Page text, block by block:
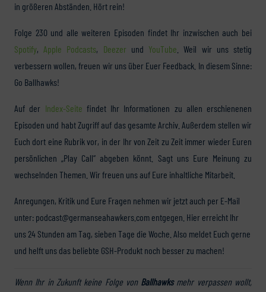
in größeren Abständen. Hört rein!
Folge 230 und alle weiteren Episoden findet Ihr inzwischen auch bei
Spotify,Apple Podcasts, Deezer und YouTube . Weil wir uns stetig
verbessern wollen, freuen wir uns über Euer Feedback. In diesem Sinne:
Go Ballhawks!
Auf der Index-Seite findet Ihr Informationen zu allen erschienenen
Episoden und habt Zugriff auf das gesamte Archiv. Außerdem stellen wir
Euch dort eine Rubrik vor, in der Ihr von Zeit zu Zeit immer wieder Euren
persönlichen „Play Call“ abgeben könnt. Sagt uns Eure Meinung zu
wechselnden Themen. Wir freuen uns auf Eure inhaltliche Mitarbeit.
Anregungen, Kritik und Eure Fragen nehmen wir jetzt auch per E-Mail
unter: podcast@germanseahawkers.com entgegen. Hier erreicht Ihr
uns 24 Stunden am Tag, sieben Tage die Woche. Also meldet Euch gerne
und helft uns das beliebte GSH-Produkt noch besser zu machen!
Wenn Ihr in Zukunft keine Folge von Ballhawksmehr verpassen wollt,